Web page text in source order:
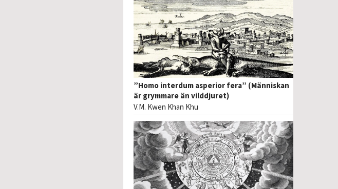
”Homo interdum asperior fera” (Människan
är grymmare än vilddjuret)
V.M. Kwen Khan Khu